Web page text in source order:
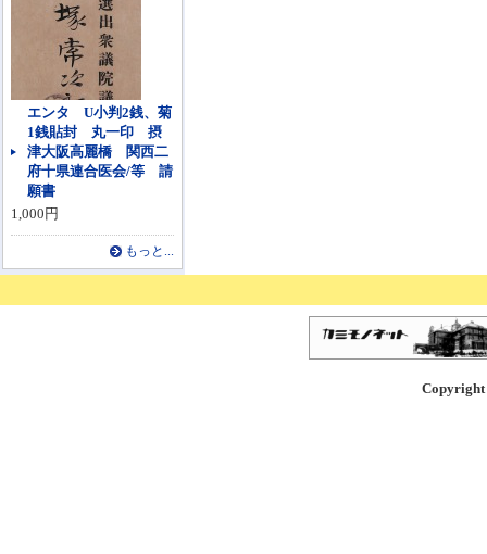
エンタ U小判2銭、菊
1銭貼封 丸一印 摂
津大阪高麗橋 関西二
府十県連合医会/等 請
願書
1,000円
もっと...
Copyright